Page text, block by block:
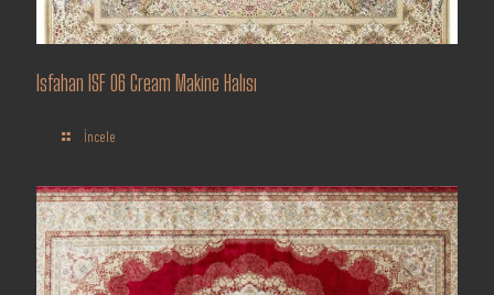
Isfahan ISF 06 Cream Makine Halısı
İncele